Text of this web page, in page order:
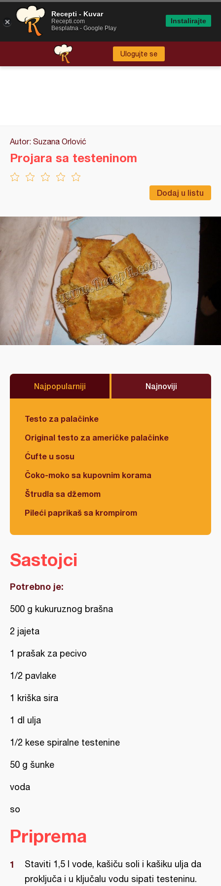
Ulogujte se
Autor: Suzana Orlović
Dodaj u listu
Projara sa testeninom
Najpopularniji Najnoviji
Testo za palačinke
Original testo za američke palačinke
Ćufte u sosu
Čoko-moko sa kupovnim korama
Štrudla sa džemom
Pileći paprikaš sa krompirom
Sastojci
Potrebno je:
500 g kukuruznog brašna
2 jajeta
1 prašak za pecivo
1/2 pavlake
1 kriška sira
1 dl ulja
1/2 kese spiralne testenine
50 g šunke
voda
so
Priprema
Staviti 1,5 l vode, kašiču soli i kašiku ulja da
proključa i u ključalu vodu sipati testeninu.
Recepti - Kuvar
Recepti.com
Besplatna - Google Play
Instalirajte